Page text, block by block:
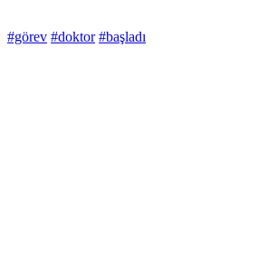
#görev #doktor #başladı